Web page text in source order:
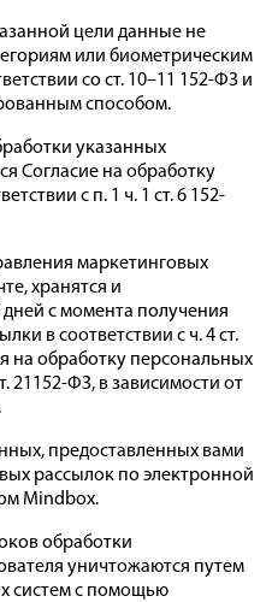
цели данные не
или биометрическим
со ст. 10–11 152-ФЗ и
способом.
указанных
Согласие на обработку
с п. 1 ч. 1 ст. 6 152-
маркетинговых
хранятся и
с момента получения
в соответствии с ч. 4 ст.
на обработку персональных
21152-ФЗ, в зависимости от
предоставленных вами
рассылок по электронной
Mindbox.
обработки
уничтожаются путем
систем с помощью